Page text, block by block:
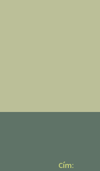
Cím: